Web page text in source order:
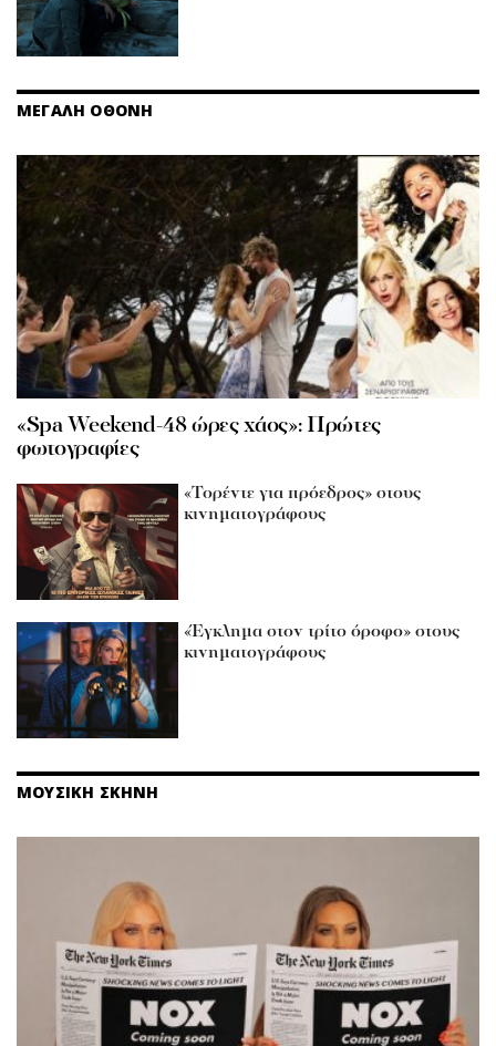
ΜΕΓΑΛΗ ΟΘΟΝΗ
«Spa Weekend-48 ώρες χάος»: Πρώτες
φωτογραφίες
«Τορέντε για πρόεδρος» στους
κινηματογράφους
«Έγκλημα στον τρίτο όροφο» στους
κινηματογράφους
ΜΟΥΣΙΚΗ ΣΚΗΝΗ